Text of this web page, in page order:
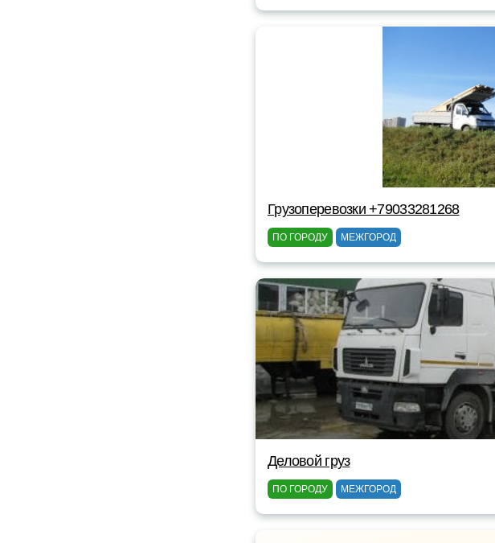
Грузоперевозки +79033281268
ПО ГОРОДУ МЕЖГОРОД
Деловой груз
ПО ГОРОДУ МЕЖГОРОД